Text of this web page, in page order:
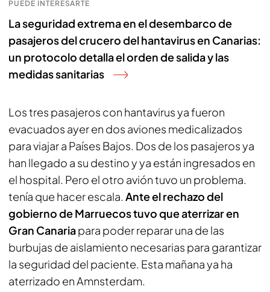
PUEDE INTERESARTE
La seguridad extrema en el desembarco de
pasajeros del crucero del hantavirus en Canarias:
un protocolo detalla el orden de salida y las
medidas sanitarias
Los tres pasajeros con hantavirus ya fueron
evacuados ayer en dos aviones medicalizados
para viajar a Países Bajos. Dos de los pasajeros ya
han llegado a su destino y ya están ingresados en
el hospital. Pero el otro avión tuvo un problema.
tenía que hacer escala. Ante el rechazo del
gobierno de Marruecos tuvo que aterrizar en
Gran Canariapara poder reparar una de las
burbujas de aislamiento necesarias para garantizar
la seguridad del paciente. Esta mañana ya ha
aterrizado en Amnsterdam.